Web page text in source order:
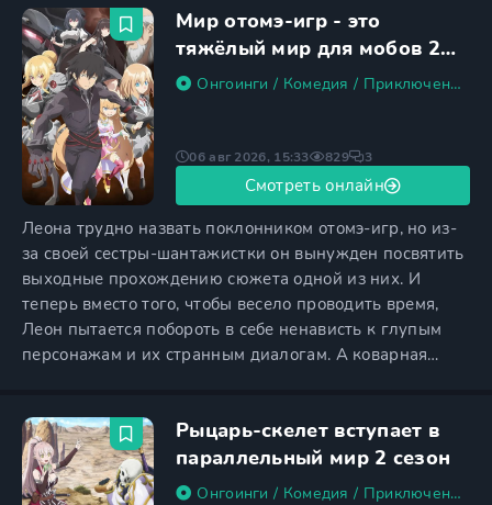
встречался с девушкой. Правда, вступить в
романтические отношения Миками вообще не суждено
— вскоре он получает смертельное ножевое
Мир отомэ-игр - это
тяжёлый мир для мобов 2
сезон
Онгоинги / Комедия / Приключения
Леона трудно назвать поклонником отомэ-игр, но из-
за своей сестры-шантажистки он вынужден посвятить
выходные прохождению сюжета одной из них. И
теперь вместо того, чтобы весело проводить время,
Леон пытается побороть в себе ненависть к глупым
персонажам и их странным диалогам. А коварная
открываются в конце сюжета, но при этом проходить
саму игру ей лень. Ситуация осложняется тем, что она
знает страшный
06 авг 2026, 15:33 829 3
Смотреть онлайн
Рыцарь-скелет вступает в
параллельный мир 2 сезон
Онгоинги / Комедия / Приключения